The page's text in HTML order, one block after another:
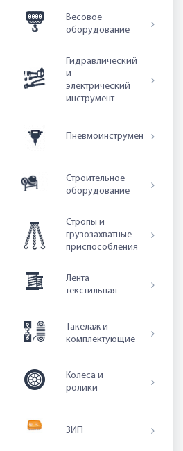
Весовое
оборудование
Гидравлический
и
электрический
инструмент
Пневмоинструмент
Строительное
оборудование
Стропы и
грузозахватные
приспособления
Лента
текстильная
Такелаж и
комплектующие
Колеса и
ролики
ЗИП